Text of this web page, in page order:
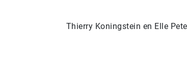
Thierry Koningstein en Elle